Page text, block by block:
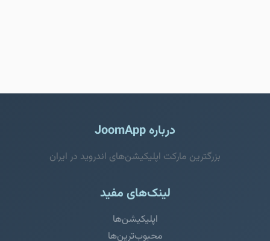
درباره JoomApp
بزرگترین مارکت اپلیکیشن‌های اندروید در ایران
لینک‌های مفید
اپلیکیشن‌ها
محبوب‌ترین‌ها